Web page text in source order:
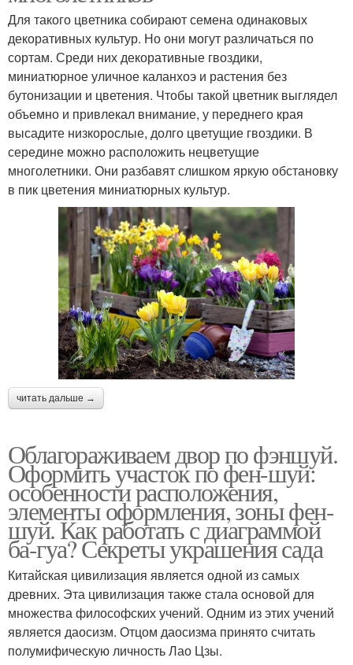
Для такого цветника собирают семена одинаковых
декоративных культур. Но они могут различаться по
сортам. Среди них декоративные гвоздики,
миниатюрное уличное каланхоэ и растения без
бутонизации и цветения. Чтобы такой цветник выглядел
объемно и привлекал внимание, у переднего края
высадите низкорослые, долго цветущие гвоздики. В
середине можно расположить нецветущие
многолетники. Они разбавят слишком яркую обстановку
в пик цветения миниатюрных культур.
читать дальше →
Облагораживаем двор по фэншуй.
Оформить участок по фен-шуй:
особенности расположения,
элементы оформления, зоны фен-
шуй. Как работать с диаграммой
ба-гуа? Секреты украшения сада
Китайская цивилизация является одной из самых
древних. Эта цивилизация также стала основой для
множества философских учений. Одним из этих учений
является даосизм. Отцом даосизма принято считать
полумифическую личность Лао Цзы.